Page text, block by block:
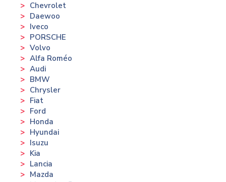
Chevrolet
Daewoo
Iveco
PORSCHE
Volvo
Alfa Roméo
Audi
BMW
Chrysler
Fiat
Ford
Honda
Hyundai
Isuzu
Kia
Lancia
Mazda